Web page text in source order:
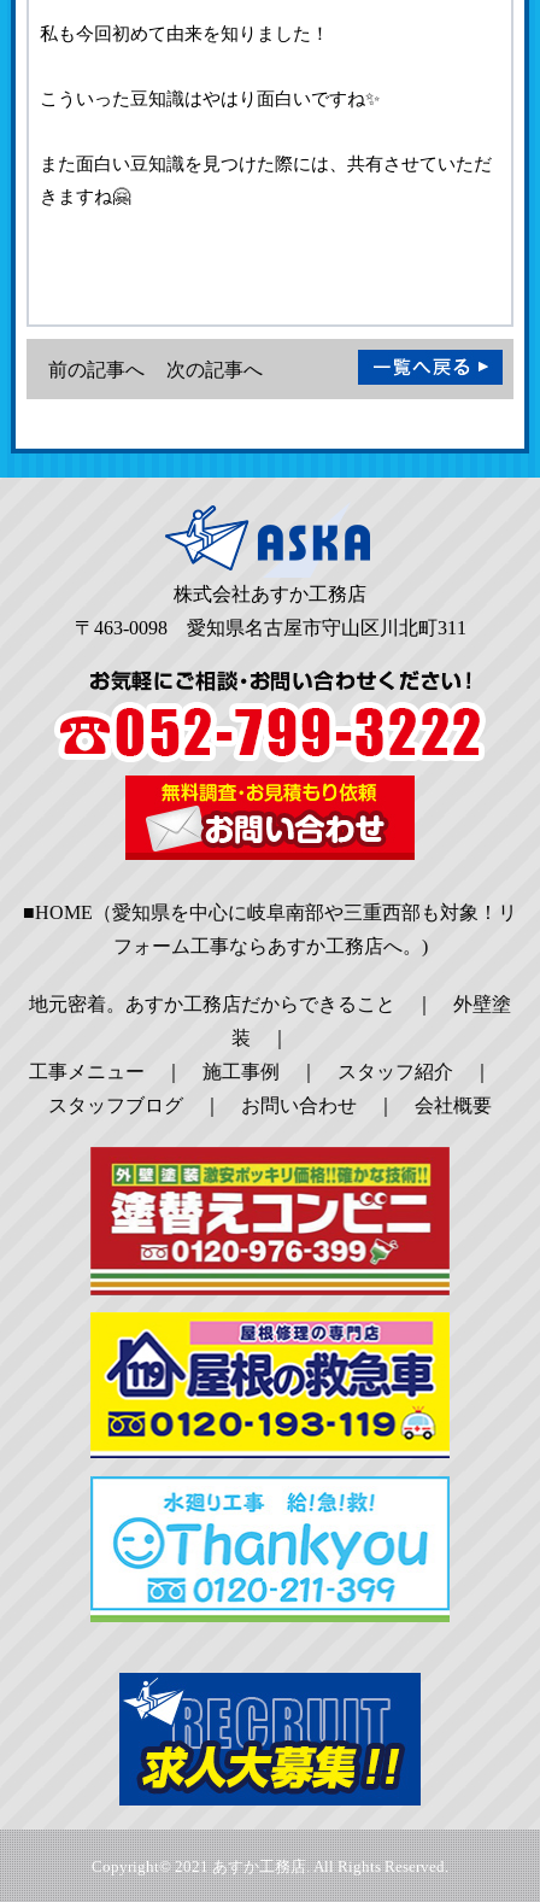
私も今回初めて由来を知りました！
こういった豆知識はやはり面白いですね✨
また面白い豆知識を見つけた際には、共有させていただ
きますね🤗
前の記事へ 次の記事へ
株式会社あすか工務店
〒463-0098 愛知県名古屋市守山区川北町311
■HOME（愛知県を中心に岐阜南部や三重西部も対象！リ
フォーム工事ならあすか工務店へ。)
地元密着。あすか工務店だからできること
外壁塗
装
工事メニュー
施工事例 スタッフ紹介
スタッフブログ
お問い合わせ 会社概要
Copyright© 2021 あすか工務店. All Rights Reserved.